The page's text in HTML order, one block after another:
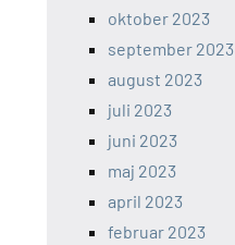
oktober 2023
september 2023
august 2023
juli 2023
juni 2023
maj 2023
april 2023
februar 2023